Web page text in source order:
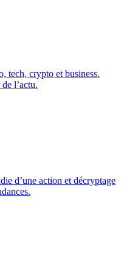
tech, crypto et business.
l’actu.
d’une action et décryptage